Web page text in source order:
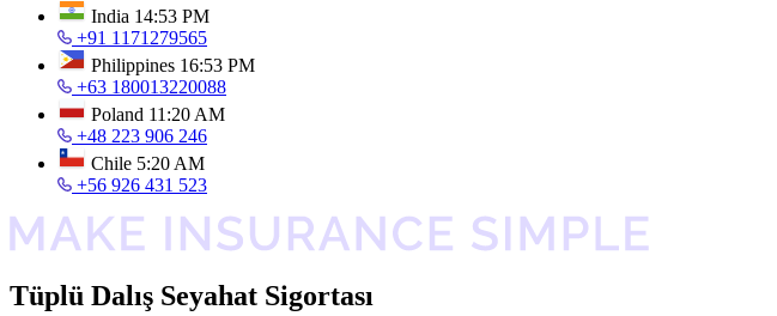
India 14:53 PM
+91 1171279565
Philippines 16:53 PM
+63 180013220088
Poland 11:20 AM
+48 223 906 246
Chile 5:20 AM
+56 926 431 523
Tüplü Dalış Seyahat Sigortası